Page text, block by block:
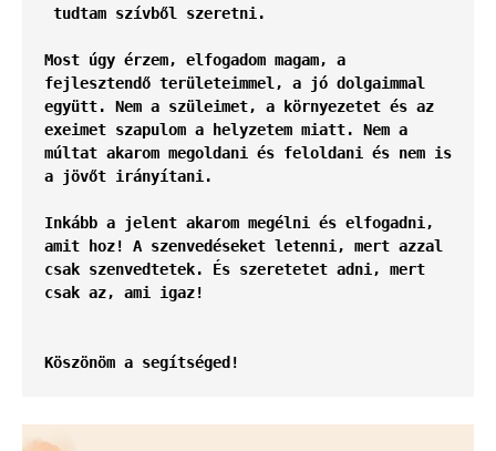
tudtam szívből szeretni.
Most úgy érzem, elfogadom magam, a
fejlesztendő területeimmel, a jó dolgaimmal
együtt. Nem a szüleimet, a környezetet és az
exeimet szapulom a helyzetem miatt. Nem a
múltat akarom megoldani és feloldani és nem is
a jövőt irányítani.
Inkább a jelent akarom megélni és elfogadni,
amit hoz! A szenvedéseket letenni, mert azzal
csak szenvedtetek. És szeretetet adni, mert
csak az, ami igaz!
Köszönöm a segítséged!